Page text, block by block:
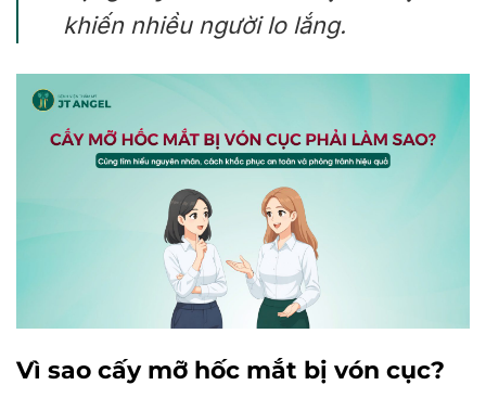
khiến nhiều người lo lắng.
Vì sao cấy mỡ hốc mắt bị vón cục?